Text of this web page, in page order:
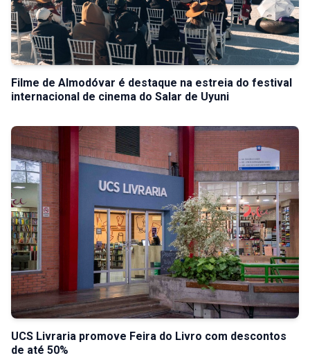
Filme de Almodóvar é destaque na estreia do festival
internacional de cinema do Salar de Uyuni
UCS Livraria promove Feira do Livro com descontos
de até 50%